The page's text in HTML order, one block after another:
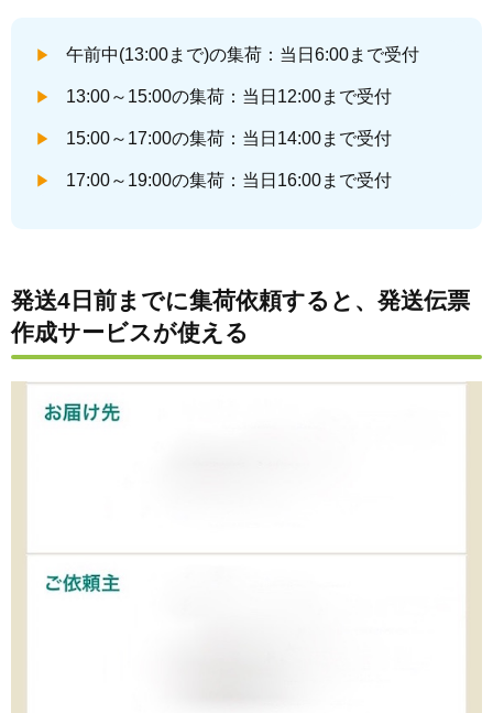
午前中(13:00まで)の集荷：当日6:00まで受付
13:00～15:00の集荷：当日12:00まで受付
15:00～17:00の集荷：当日14:00まで受付
17:00～19:00の集荷：当日16:00まで受付
発送4日前までに集荷依頼すると、発送伝票
作成サービスが使える